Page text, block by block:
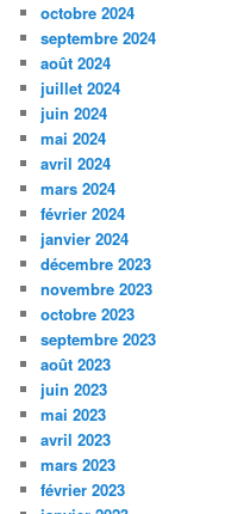
octobre 2024
septembre 2024
août 2024
juillet 2024
juin 2024
mai 2024
avril 2024
mars 2024
février 2024
janvier 2024
décembre 2023
novembre 2023
octobre 2023
septembre 2023
août 2023
juin 2023
mai 2023
avril 2023
mars 2023
février 2023